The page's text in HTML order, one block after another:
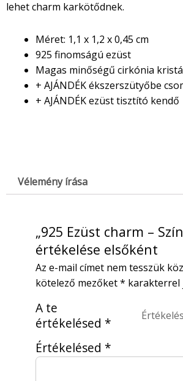
lehet charm karkötődnek.
Méret: 1,1 x 1,2 x 0,45 cm
925 finomságú ezüst
Magas minőségű cirkónia
+ AJÁNDÉK ékszerszütyőbe
+ AJÁNDÉK ezüst tisztító kendő
Vélemény írása
„925 Ezüst charm –
értékelése elsőként
Az e-mail címet nem tesszük
kötelező mezőket* karakterrel
A te
értékelésed *
Értékelésed *